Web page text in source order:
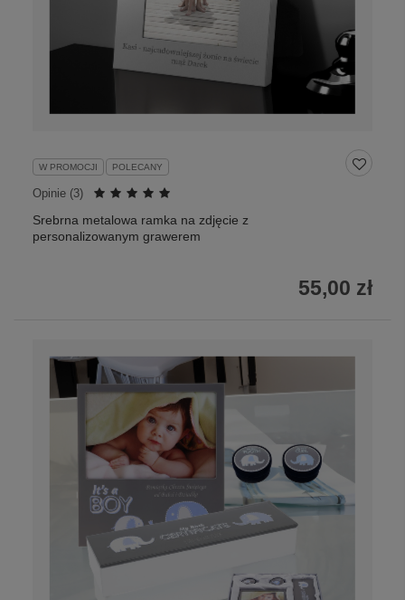
W PROMOCJI POLECANY
Opinie (3)
Srebrna metalowa ramka na zdjęcie z
personalizowanym grawerem
55,00 zł